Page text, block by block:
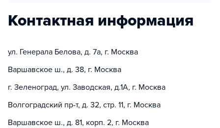
Контактная информация
ул. Генерала Белова, д. 7а, г. Москва
Варшавское ш., д. 38, г. Москва
г. Зеленоград, ул. Заводская, д.1А, г. Москва
Волгоградский пр-т, д. 32, стр. 11, г. Москва
Варшавское ш., д. 81, корп. 2, г. Москва